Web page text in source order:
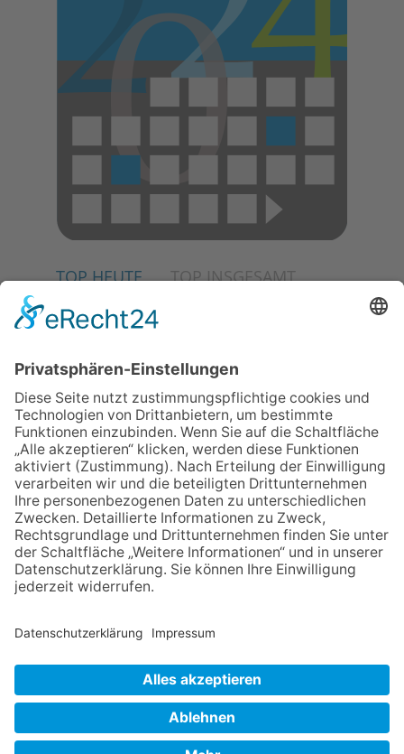
TOP HEUTE TOP INSGESAMT
02.07.2026
04.06.2026
Junge Musiker erringen Sieg
beim Mendelssohn-
Wettbewerb
23.07.2026
Partnerschaftsverein
Kronberg-Aberystwyth feiert
30-Jähriges
06.08.2026
„Die Globale Märchenstraße“:
Workshopreihe in der
Stadtbücherei
13.05.2026
GEWINNSPIEL
NACH OBEN
Datenschutz Netiquette